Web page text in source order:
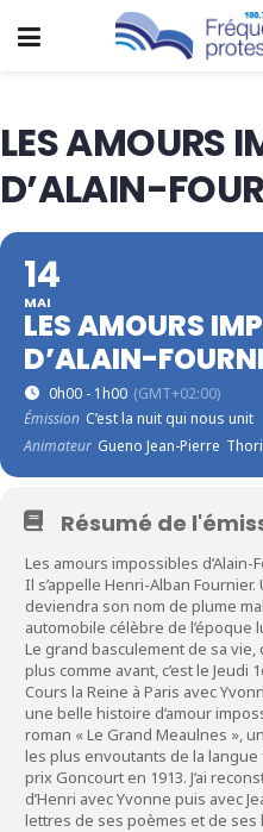
LES AMOURS
D’ALAIN-
14
MAI
LES AMOURS
D’ALAIN-
0h00 - 1h00 (GMT+02:00)
Émission C’est la nuit qui nous unit
Animateur Gueno Jean-Pierre
Résumé de
Les amours impossibles d’Alain-
Il s’appelle Henri-Alban
deviendra son nom de plume
automobile célèbre de l’époque
Le grand basculement de sa vie,
plus comme avant, c’est le Jeudi
Cours la Reine à Paris avec
une belle histoire d’amour
roman « Le Grand Meaulnes »,
les plus envoutants de la
prix Goncourt en 1913. J’ai
d’Henri avec Yvonne puis avec
lettres de ses poèmes et de ses